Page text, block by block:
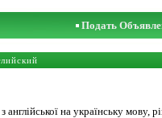
Подать
на українську мову,